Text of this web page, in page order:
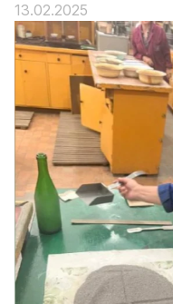
13.02.2025